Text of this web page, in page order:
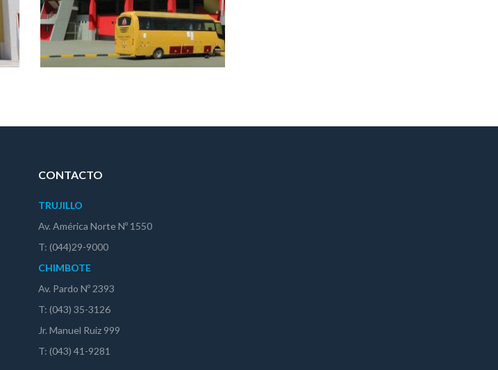
ESTADIO CENTENARIO –
CHIMBOTE
Proyectos realizados
CONTACTO
TRUJILLO
Av. América Norte Nº 1550
T: (044)29-9000
CHIMBOTE
Av. Pardo Nº 2393
T: (043) 35-3126
Jr. Manuel Ruiz 999
T: (043) 41-9281